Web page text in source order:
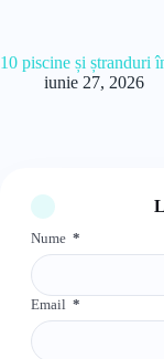
10 piscine și ștranduri
iunie 27, 2026
Nume *
Email *